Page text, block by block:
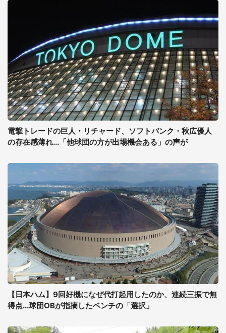
電撃トレードの巨人・リチャード、ソフトバンク・秋広優人
の存在感薄れ...「他球団の方が出場機会ある」の声が
【日本ハム】9回好機になぜ代打起用したのか、連続三振で無
得点...球団OBが指摘したベンチの「選択」